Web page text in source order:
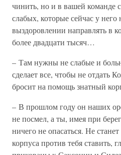
чинить, но и в вашей команде
слабых, которые сейчас у него
выздоровлении направлять в
более двадцати тысяч…
– Там нужны не слабые и
сделает все, чтобы не отдать
бросит на помощь знатный
– В прошлом году он наших
не посмел, а ты, имея при
ничего не опасаться. Не
корпуса против тебя ставить,